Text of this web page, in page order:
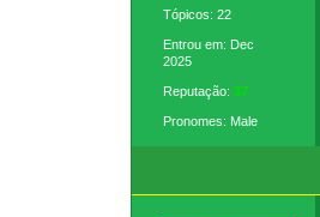
Tópicos: 22
Entrou em: Dec
2025
Reputação:37
Pronomes: Male